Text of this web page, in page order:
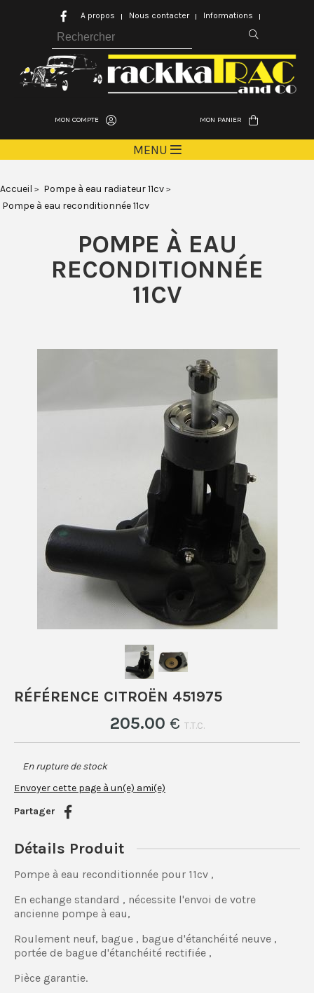
MON COMPTE MON PANIER
MENU
Accueil
Pompe à eau radiateur 11cv
Pompe à eau reconditionnée 11cv
POMPE À EAU
RECONDITIONNÉE
11CV
RÉFÉRENCE CITROËN 451975
205.00 € T.T.C.
En rupture de stock
Envoyer cette page à un(e) ami(e)
Partager
Détails Produit
Pompe à eau reconditionnée pour 11cv ,
En echange standard , nécessite l'envoi de votre
ancienne pompe à eau,
Roulement neuf, bague , bague d'étanchéité neuve ,
portée de bague d'étanchéité rectifiée ,
Pièce garantie.
A propos Nous contacter Informations